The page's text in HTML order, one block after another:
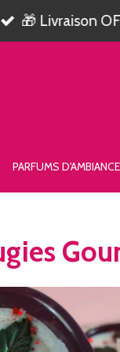
🎁 Livraison
PARFUMS D'AMBIANCE